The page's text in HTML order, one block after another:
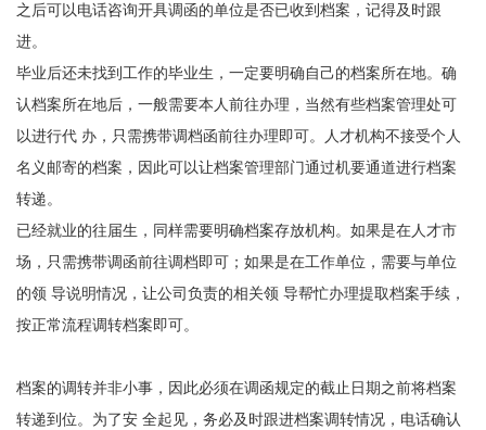
之后可以电话咨询开具调函的单位是否已收到档案，记得及时跟
进。
毕业后还未找到工作的毕业生，一定要明确自己的档案所在地。确
认档案所在地后，一般需要本人前往办理，当然有些档案管理处可
以进行代 办，只需携带调档函前往办理即可。人才机构不接受个人
名义邮寄的档案，因此可以让档案管理部门通过机要通道进行档案
转递。
已经就业的往届生，同样需要明确档案存放机构。如果是在人才市
场，只需携带调函前往调档即可；如果是在工作单位，需要与单位
的领 导说明情况，让公司负责的相关领 导帮忙办理提取档案手续，
按正常流程调转档案即可。
档案的调转并非小事，因此必须在调函规定的截止日期之前将档案
转递到位。为了安 全起见，务必及时跟进档案调转情况，电话确认